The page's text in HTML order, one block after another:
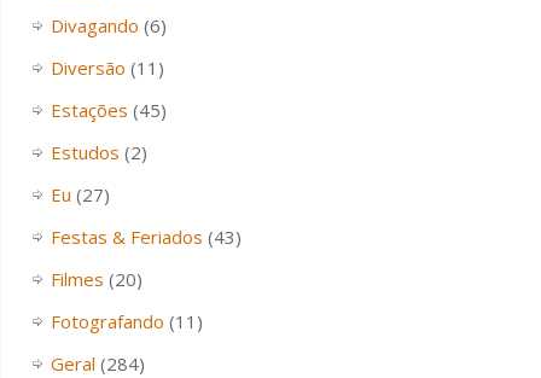
Divagando (6)
Diversão (11)
Estações (45)
Estudos (2)
Eu (27)
Festas & Feriados (43)
Filmes (20)
Fotografando (11)
Geral (284)